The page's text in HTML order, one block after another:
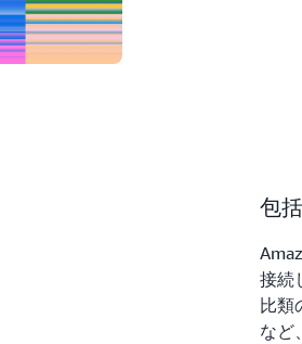
包
接続
比類
など